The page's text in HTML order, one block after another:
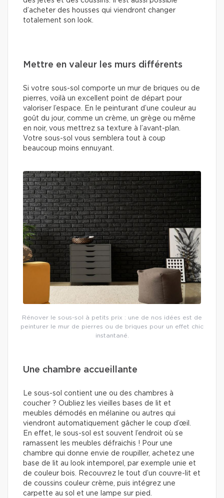
d’acheter des housses qui viendront changer
totalement son look.
Mettre en valeur les murs différents
Si votre sous-sol comporte un mur de briques ou de
pierres, voilà un excellent point de départ pour
valoriser l’espace. En le peinturant d’une couleur au
goût du jour, comme un crème, un grège ou même
en noir, vous mettrez sa texture à l’avant-plan.
Votre sous-sol vous semblera tout à coup
beaucoup moins ennuyant.
Rénover le sous-sol à petits prix : une de nos idées est de
peinturer le mur de pierres ou de briques pour un effet chic
instantané.
Une chambre accueillante
Le sous-sol contient une ou des chambres à
coucher ? Oubliez les vieilles bases de lit et
meubles démodés en mélanine ou autres qui
viendront automatiquement gâcher le coup d’œil.
En effet, le sous-sol est souvent l’endroit où se
ramassent les meubles défraichis ! Pour une
chambre qui donne envie de roupiller, achetez une
base de lit au look intemporel, par exemple unie et
de couleur bois. Recouvrez le tout d’un couvre-lit et
de coussins couleur crème, puis intégrez une
carpette au sol et une lampe sur pied.